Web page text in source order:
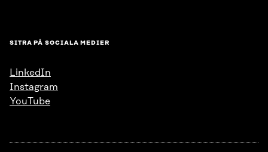
SITRA PÅ SOCIALA MEDIER
LinkedIn
Instagram
YouTube